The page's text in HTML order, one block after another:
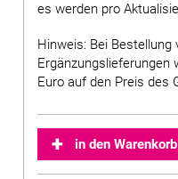
es werden pro
Hinweis: Bei Bestellung
Ergänzungslieferungen
Euro auf den Preis des
in den Warenkorb